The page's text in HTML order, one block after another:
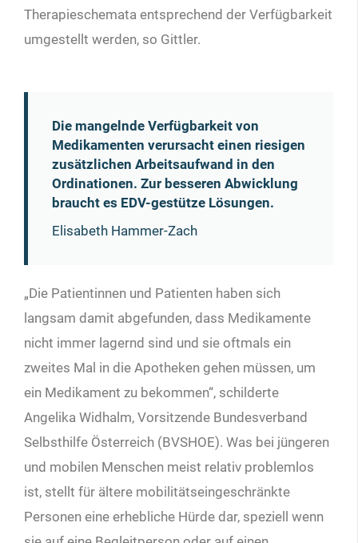
Therapieschemata entsprechend der Verfügbarkeit
umgestellt werden, so Gittler.
Die mangelnde Verfügbarkeit von
Medikamenten verursacht einen riesigen
zusätzlichen Arbeitsaufwand in den
Ordinationen. Zur besseren Abwicklung
braucht es EDV-gestütze Lösungen.
Elisabeth Hammer-Zach
„Die Patientinnen und Patienten haben sich
langsam damit abgefunden, dass Medikamente
nicht immer lagernd sind und sie oftmals ein
zweites Mal in die Apotheken gehen müssen, um
ein Medikament zu bekommen“, schilderte
Angelika Widhalm, Vorsitzende Bundesverband
Selbsthilfe Österreich (BVSHOE). Was bei jüngeren
und mobilen Menschen meist relativ problemlos
ist, stellt für ältere mobilitätseingeschränkte
Personen eine erhebliche Hürde dar, speziell wenn